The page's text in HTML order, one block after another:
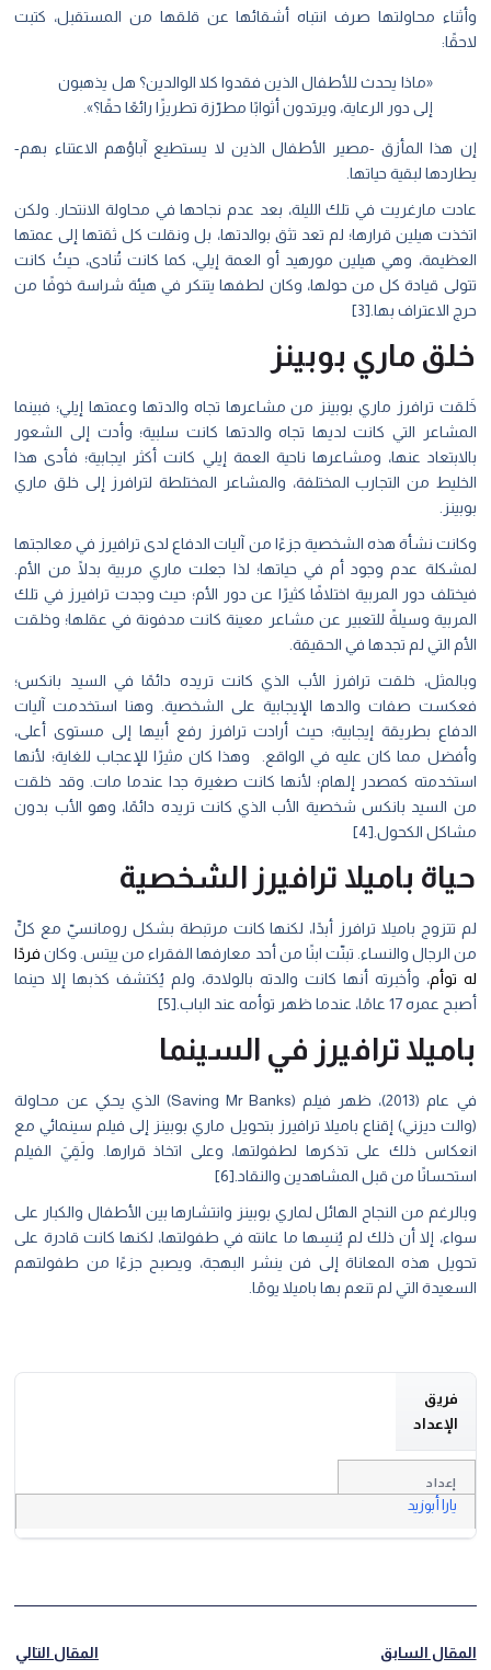
وأثناء محاولتها صرف انتباه أشقائها عن قلقها من المستقبل، كتبت
لاحقًا:
«ماذا يحدث للأطفال الذين فقدوا كلا الوالدين؟ هل يذهبون
إلى دور الرعاية، ويرتدون أثوابًا مطرّزة تطريزًا رائعًا حقًا؟».
إن هذا المأزق -مصير الأطفال الذين لا يستطيع آباؤهم الاعتناء بهم-
يطاردها لبقية حياتها.
عادت مارغريت في تلك الليلة، بعد عدم نجاحها في محاولة الانتحار. ولكن
اتخذت هيلين قرارها؛ لم تعد تثق بوالدتها، بل ونقلت كل ثقتها إلى عمتها
العظيمة، وهي هيلين مورهيد أو العمة إيلي، كما كانت تُنادى، حيثُ كانت
تتولى قيادة كل من حولها، وكان لطفها يتنكر في هيئة شراسة خوفًا من
حرج الاعتراف بها.[3]
خلق ماري بوبينز
خَلقت ترافرز ماري بوبينز من مشاعرها تجاه والدتها وعمتها إيلي؛ فبينما
المشاعر التي كانت لديها تجاه والدتها كانت سلبية؛ وأدت إلى الشعور
بالابتعاد عنها، ومشاعرها ناحية العمة إيلي كانت أكثر ايجابية؛ فأدى هذا
الخليط من التجارب المختلفة، والمشاعر المختلطة لترافرز إلى خلق ماري
بوبينز.
وكانت نشأة هذه الشخصية جزءًا من آليات الدفاع لدى ترافيرز في معالجتها
لمشكلة عدم وجود أم في حياتها؛ لذا جعلت ماري مربية بدلًا من الأم.
فيختلف دور المربية اختلافًا كثيرًا عن دور الأم؛ حيث وجدت ترافيرز في تلك
المربية وسيلةً للتعبير عن مشاعر معينة كانت مدفونة في عقلها؛ وخلقت
الأم التي لم تجدها في الحقيقة.
وبالمثل، خلقت ترافرز الأب الذي كانت تريده دائمًا في السيد بانكس؛
فعكست صفات والدها الإيجابية على الشخصية. وهنا استخدمت آليات
الدفاع بطريقة إيجابية؛ حيث أرادت ترافرز رفع أبيها إلى مستوى أعلى،
وأفضل مما كان عليه في الواقع. وهذا كان مثيرًا للإعجاب للغاية؛ لأنها
استخدمته كمصدر إلهام؛ لأنها كانت صغيرة جدا عندما مات. وقد خلقت
من السيد بانكس شخصية الأب الذي كانت تريده دائمًا، وهو الأب بدون
مشاكل الكحول.[4]
حياة باميلا ترافيرز الشخصية
لم تتزوج باميلا ترافرز أبدًا، لكنها كانت مرتبطة بشكل رومانسيّ مع كلٍّ
من الرجال والنساء. تبنّت ابنًا من أحد معارفها الفقراء من ييتس. وكان فردًا
له توأم، وأخبرته أنها كانت والدته بالولادة، ولم يُكتشف كذبها إلا حينما
أصبح عمره 17 عامًا، عندما ظهر توأمه عند الباب.[5]
باميلا ترافيرز في السينما
في عام (2013)، ظهر فيلم (Saving Mr Banks) الذي يحكي عن محاولة
(والت ديزني) إقناع باميلا ترافيرز بتحويل ماري بوبينز إلى فيلم سينمائي مع
انعكاس ذلك على تذكرها لطفولتها، وعلى اتخاذ قرارها. ولَقِيَ الفيلم
استحسانًا من قبل المشاهدين والنقاد.[6]
وبالرغم من النجاح الهائل لماري بوبينز وانتشارها بين الأطفال والكبار على
سواء، إلا أن ذلك لم يُنسِها ما عانته في طفولتها، لكنها كانت قادرة على
تحويل هذه المعاناة إلى فن ينشر البهجة، ويصبح جزءًا من طفولتهم
السعيدة التي لم تنعم بها باميلا يومًا.
فريق
الإعداد
إعداد
يارا أبوزيد
المقال السابق المقال التالي